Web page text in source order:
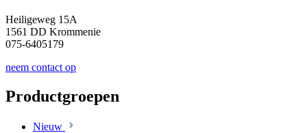
Heiligeweg 15A
1561 DD Krommenie
075-6405179
neem contact op
Productgroepen
Nieuw